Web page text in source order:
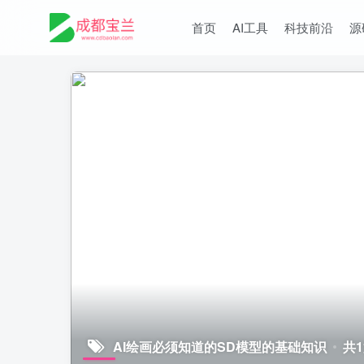
首页 AI工具 科技前沿
AI绘画必须知道的SD模型的基础知识 共